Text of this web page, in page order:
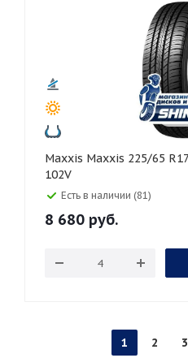
Maxxis Maxxis 225/65 R17 MP-15 Pragmatra
102V
Есть в наличии (81)
8 680 руб.
1 2 3